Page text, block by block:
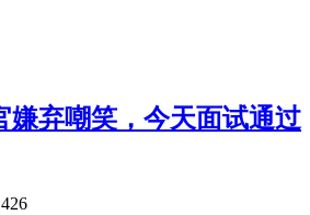
嫌弃嘲笑，今天面试通过